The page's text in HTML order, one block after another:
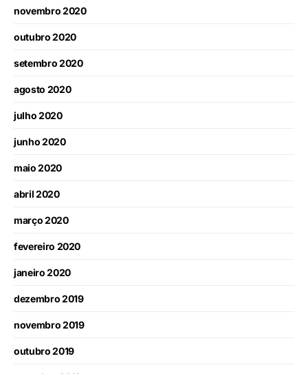
novembro 2020
outubro 2020
setembro 2020
agosto 2020
julho 2020
junho 2020
maio 2020
abril 2020
março 2020
fevereiro 2020
janeiro 2020
dezembro 2019
novembro 2019
outubro 2019